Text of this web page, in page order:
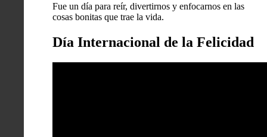
Fue un día para reír, divertirnos y enfocarnos en las
cosas bonitas que trae la vida.
Día Internacional de la Felicidad